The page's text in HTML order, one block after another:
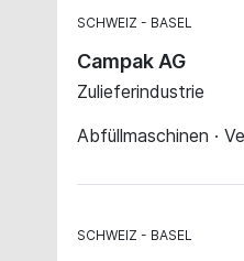
SCHWEIZ BASEL
Campak AG
Zulieferindustrie
Abfüllmaschinen ·
SCHWEIZ BASEL